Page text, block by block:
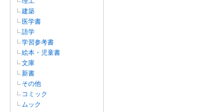
建築
医学書
語学
学習参考書
絵本・児童書
文庫
新書
その他
コミック
ムック